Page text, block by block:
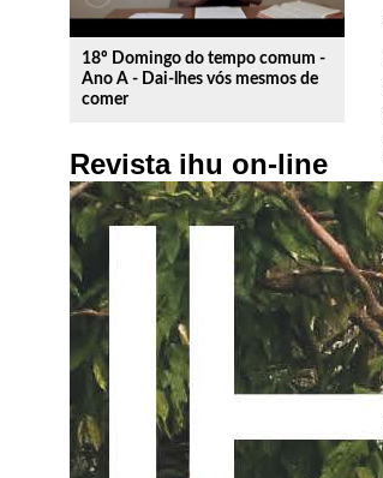
18º Domingo do tempo comum -
Ano A - Dai-lhes vós mesmos de
comer
Revista ihu on-line